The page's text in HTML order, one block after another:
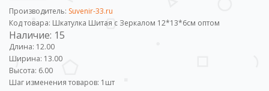
Производитель: Suvenir-33.ru
Код товара: Шкатулка Шитая с Зеркалом 12*13*6см оптом
Наличие: 15
Длина: 12.00
Ширина: 13.00
Высота: 6.00
Шаг изменения товаров: 1 шт